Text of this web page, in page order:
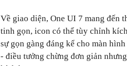
Về giao diện, One UI 7 mang đến
tinh gọn, icon có thể tùy chỉnh
sự gọn gàng đáng kể cho màn
- điều tưởng chừng đơn giản